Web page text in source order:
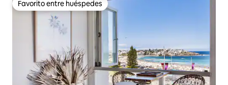
Favorito entre huéspedes
Favorito entre huéspedes